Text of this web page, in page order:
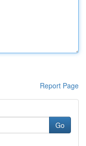
Report Page
Go